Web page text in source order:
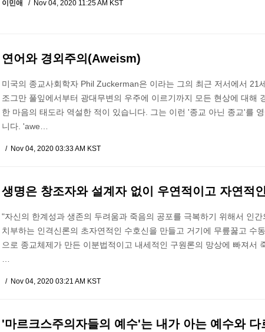
이민애 Nov 04, 2020 11:25 AM KST
연어와 경외주의(Aweism)
미국의 종교사회학자 Phil Zuckerman은 이라는 그의 최근 저서에서 21
조그만 풀잎에서부터 광대무변의 우주에 이르기까지 모든 현상에 대해
한 마음의 태도라 역설한 적이 있습니다. 그는 이런 '종교 아닌 종교'를
니다. 'awe…
Nov 04, 2020 03:33 AM KST
생명은 창조자와 설계자 없이 우연적이고 자연적
"자신의 한계성과 생존의 두려움과 죽음의 공포를 극복하기 위해서 인
치부하는 인격신론의 초자연적인 수호신을 만들고 거기에 무릎꿇고 수
으로 종교체제가 만든 이분법적이고 내세적인 구원론의 망상에 빠져서
Nov 04, 2020 03:21 AM KST
'마르크스주의자들의 예수'는 내가 아는 예수와 다